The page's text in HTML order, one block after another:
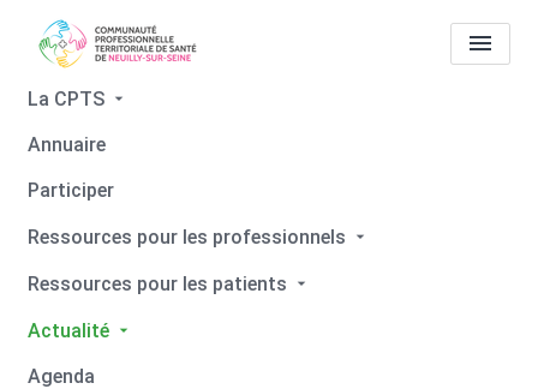
La CPTS
Annuaire
Participer
Ressources pour les professionnels
Ressources pour les patients
Actualité
Agenda
Notre actualité
Neuilly sur Santexpo 2026
pour parler d'Expérience
Patient !
La CPTS de Neuilly sur Santexpo 2026 pour parler d'Expérience